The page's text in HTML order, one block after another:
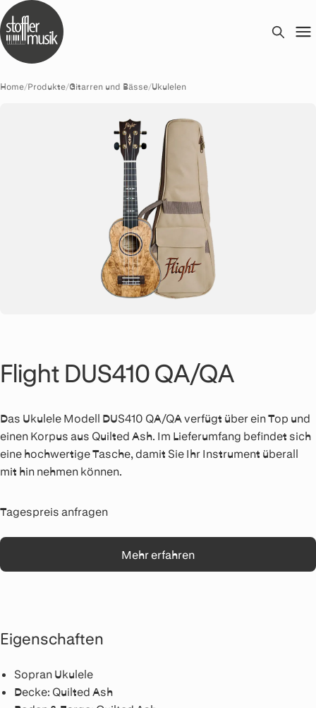
Home/Produkte/Gitarren und Bässe/Ukulelen
Flight DUS410 QA/QA
Das Ukulele Modell DUS410 QA/QA verfügt über ein Top und
einen Korpus aus Quilted Ash. Im Lieferumfang befindet sich
eine hochwertige Tasche, damit Sie Ihr Instrument überall
mit hin nehmen können.
Tagespreis anfragen
Mehr erfahren
Eigenschaften
Sopran Ukulele
Decke: Quilted Ash